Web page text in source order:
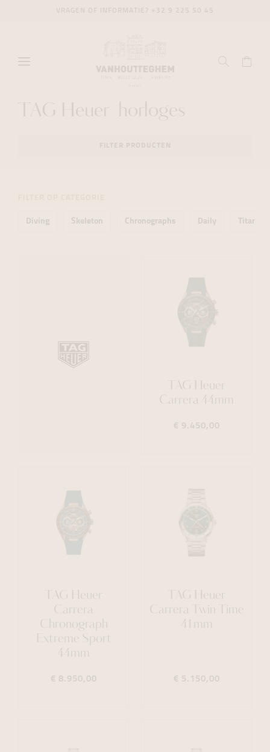
TAG Heuer horloges
Diving Skeleton Chronographs Daily
TAG Heuer
Carrera 44mm
€ 9.450,00
TAG Heuer
Carrera
Chronograph
Extreme Sport
44mm
€ 8.950,00
TAG Heuer
Carrera Twin Time
41mm
€ 5.150,00